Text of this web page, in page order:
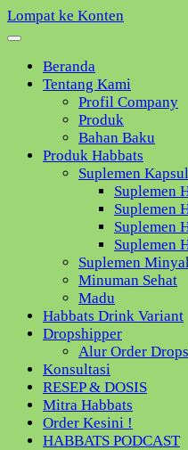
Lompat ke Konten
Beranda
Tentang Kami
Profil Company
Produk
Bahan Baku
Produk Habbats
Suplemen Kapsul
Suplemen
Suplemen
Suplemen
Suplemen
Suplemen
Minuman Sehat
Madu
Habbats Drink Variant
Dropshipper
Alur Order
Konsultasi
RESEP & DOSIS
Mitra Habbats
Order Kesini !
HABBATS PODCAST